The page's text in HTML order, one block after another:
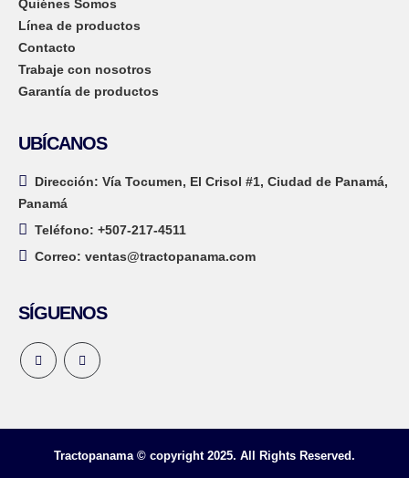
Quiénes Somos
Línea de productos
Contacto
Trabaje con nosotros
Garantía de productos
UBÍCANOS
Dirección: Vía Tocumen, El Crisol #1, Ciudad de Panamá,
Panamá
Teléfono: +507-217-4511
Correo: ventas@tractopanama.com
SÍGUENOS
Tractopanama © copyright 2025. All Rights Reserved.